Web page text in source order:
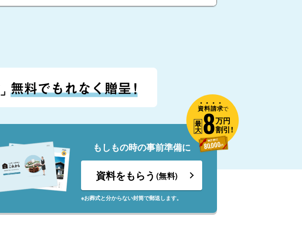
もしもの時の事前準備に
資料をもらう (無料)
※お葬式と分からない封筒で郵送します。
資料請求で
最
大8万円
割引!